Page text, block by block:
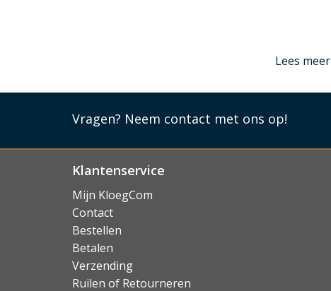
Lees minder
Lees meer
Vragen? Neem contact met ons op!
Klantenservice
Mijn KloegCom
Contact
Bestellen
Betalen
Verzending
Ruilen of Retourneren